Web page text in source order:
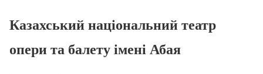
Казахський національний театр
опери та балету імені Абая